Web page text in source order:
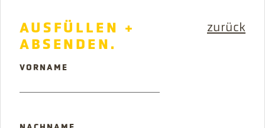
AUSFÜLLEN +
ABSENDEN.
PFLICHTFELD
VORNAME
zurück